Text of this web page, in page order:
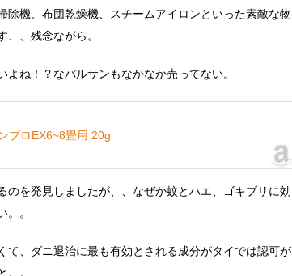
除機、布団乾燥機、スチームアイロンといった素敵な物
、、残念ながら。
ね！？なバルサンもなかなか売ってない。
プロEX6~8畳用 20g
のを発見しましたが、、なぜか蚊とハエ、ゴキブリに効
。。
て、ダニ退治に最も有効とされる成分がタイでは認可が
。。